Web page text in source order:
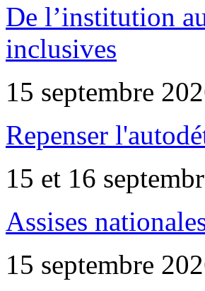
De l’institution
inclusives
15 septembre
Repenser
15 et 16
Assises
15 septembre